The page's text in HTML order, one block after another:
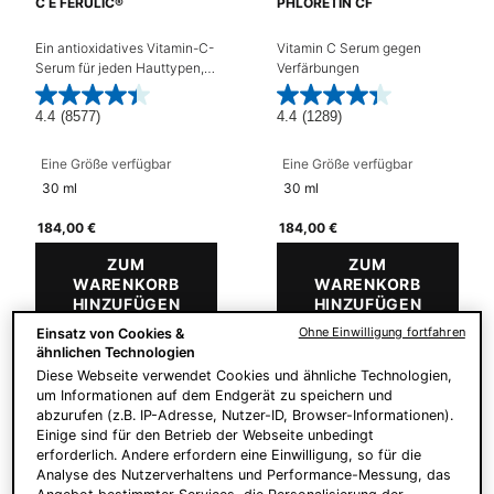
Ein antioxidatives Vitamin-C-
Serum für jeden Hauttypen,
welches feine Linien und
Falten mildert und
frühzeitiger Hautalterung
4.4 (8577)
Eine Größe verfügbar
30 ml
184,00 €
ZUM
WARENKORB
HINZUFÜGEN
Preis pro Einheit (6.133,33 € /
1l)
Vitamin C Serum gegen
Verfärbungen
4.4 (1289)
Eine Größe verfügbar
30 ml
184,00 €
ZUM
WARENKORB
HINZUFÜGEN
1l)
BESTSELLER
Einsatz von Cookies &
ähnlichen Technologien
Diese Webseite verwendet Cookies und ähnliche Technologien,
um Informationen auf dem Endgerät zu speichern und
abzurufen (z.B. IP-Adresse, Nutzer-ID, Browser-Informationen).
Einige sind für den Betrieb der Webseite unbedingt
erforderlich. Andere erfordern eine Einwilligung, so für die
Analyse des Nutzerverhaltens und Performance-Messung, das
Ohne Einwilligung fortfahren